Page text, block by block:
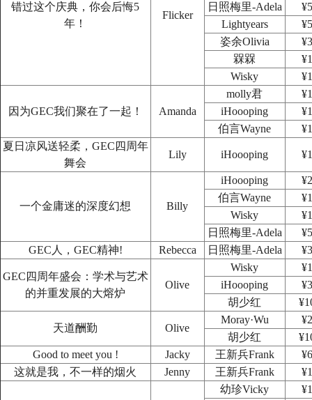
错过这个庆典，你会后悔5
年！
Flicker
日照梅里-Adela
Lightyears
姿余Olivia
槑槑
Wisky
因为GEC我们聚在了一起！ Amanda
molly君
iHoooping
伯言Wayne
夏日凉风送轻柔，GEC四周年
舞会
Lily iHoooping
一个金庸迷的深度幻想 Billy
iHoooping
伯言Wayne
Wisky
日照梅里-Adela
GEC人，GEC精神!
Rebecca 日照梅里-Adela
GEC四周年盛会：学术与艺术
的并重发展的大熔炉
Olive
Wisky
iHoooping
胡少红
天道酬勤 Olive
Moray·Wu
胡少红
Good to meet you !
Jacky 王新兵Frank
这就是我，不一样的烟火
Jenny 王新兵Frank
幼珍Vicky